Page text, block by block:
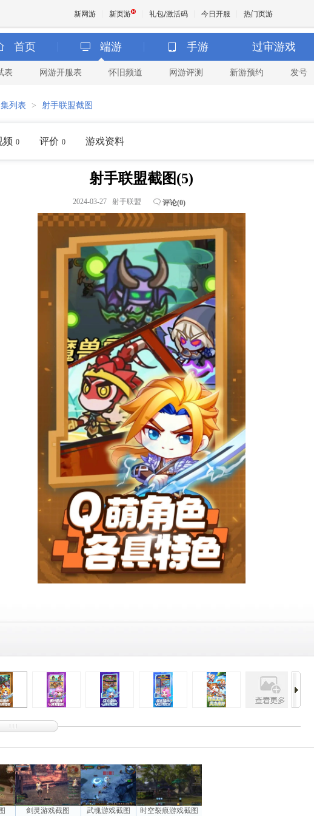
新网游 新页游 礼包/激活码 今日开服 热门页游
魔兽 DNF
首页 端游 手游 过审游戏
表 网游开服表 怀旧频道 网游评测 新游预约 发号
列表 > 射手联盟截图
频 0 评价 0 游戏资料
射手联盟截图(5)
评论(0)
2024-03-27 射手联盟
剑灵游戏截图 武魂游戏截图 时空裂痕游戏截图